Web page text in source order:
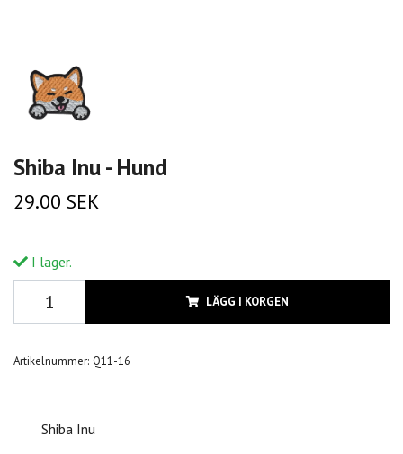
Shiba Inu - Hund
29.00 SEK
I lager.
LÄGG I KORGEN
Artikelnummer: Q11-16
Shiba Inu